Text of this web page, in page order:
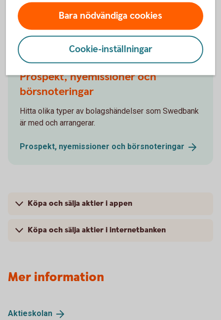
(swedbank-aktiellt.se)
Prospekt, nyemissioner och
börsnoteringar
Hitta olika typer av bolagshändelser som Swedbank
är med och arrangerar.
Prospekt, nyemissioner och börsnoteringar
Köpa och sälja aktier i appen
Köpa och sälja aktier i internetbanken
Mer information
Aktieskolan
Bara nödvändiga cookies
Cookie-inställningar